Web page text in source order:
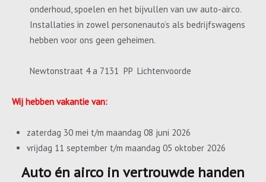
onderhoud, spoelen en het bijvullen van uw auto-airco.
Installaties in zowel personenauto’s als bedrijfswagens
hebben voor ons geen geheimen.
Newtonstraat 4 a 7131 PP Lichtenvoorde
Wij hebben vakantie van:
zaterdag 30 mei t/m maandag 08 juni 2026
vrijdag 11 september t/m maandag 05 oktober 2026
Auto én airco in vertrouwde handen